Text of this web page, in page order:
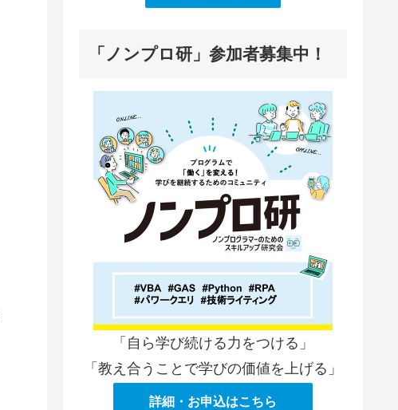
「ノンプロ研」参加者募集中！
「自ら学び続ける力をつける」
「教え合うことで学びの価値を上げる」
詳細・お申込はこちら